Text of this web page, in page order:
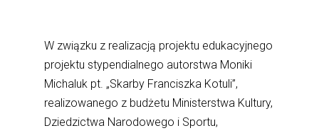
W związku z realizacją projektu edukacyjnego
projektu stypendialnego autorstwa Moniki
Michaluk pt. „Skarby Franciszka Kotuli”,
realizowanego z budżetu Ministerstwa Kultury,
Dziedzictwa Narodowego i Sportu,